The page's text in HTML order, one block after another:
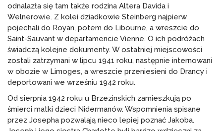
odnalazła się tam także rodzina Altera Davida i
Welnerowie. Z kolei dziadkowie Steinberg najpierw
pojechali do Royan, potem do Libourne, a wreszcie do
Saint-Sauvant w departamencie Vienne. O ich podróżach
świadczą kolejne dokumenty. W ostatniej miejscowości
zostali zatrzymani w lipcu 1941 roku, następnie internowani
w obozie w Limoges, a wreszcie przeniesieni do Drancy i
deportowani we wrześniu 1942 roku.
Od sierpnia 1942 roku u Brzezinskich zamieszkują po
śmierci matki dzieci Nidermanów. Wspomnienia spisane
przez Josepha pozwalają nieco lepiej poznać Jakoba.